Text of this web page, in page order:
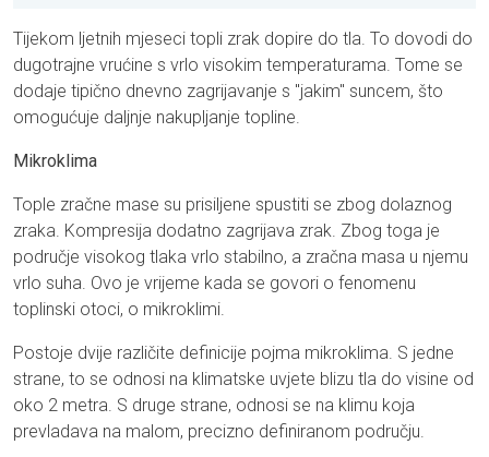
Tijekom ljetnih mjeseci topli zrak dopire do tla. To dovodi do
dugotrajne vrućine s vrlo visokim temperaturama. Tome se
dodaje tipično dnevno zagrijavanje s "jakim" suncem, što
omogućuje daljnje nakupljanje topline.
Mikroklima
Tople zračne mase su prisiljene spustiti se zbog dolaznog
zraka. Kompresija dodatno zagrijava zrak. Zbog toga je
područje visokog tlaka vrlo stabilno, a zračna masa u njemu
vrlo suha. Ovo je vrijeme kada se govori o fenomenu
toplinski otoci, o mikroklimi.
Postoje dvije različite definicije pojma mikroklima. S jedne
strane, to se odnosi na klimatske uvjete blizu tla do visine od
oko 2 metra. S druge strane, odnosi se na klimu koja
prevladava na malom, precizno definiranom području.